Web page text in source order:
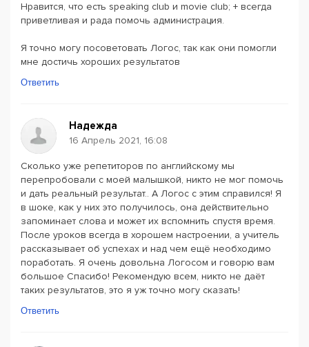
Нравится, что есть speaking club и movie club; + всегда
приветливая и рада помочь администрация.
Я точно могу посоветовать Логос, так как они помогли
мне достичь хороших результатов
Ответить
Надежда
16 Апрель 2021, 16:08
Сколько уже репетиторов по английскому мы
перепробовали с моей малышкой, никто не мог помочь
и дать реальный результат.. А Логос с этим справился! Я
в шоке, как у них это получилось, она действительно
запоминает слова и может их вспомнить спустя время.
После уроков всегда в хорошем настроении, а учитель
рассказывает об успехах и над чем ещё необходимо
поработать. Я очень довольна Логосом и говорю вам
большое Спасибо! Рекомендую всем, никто не даёт
таких результатов, это я уж точно могу сказать!
Ответить